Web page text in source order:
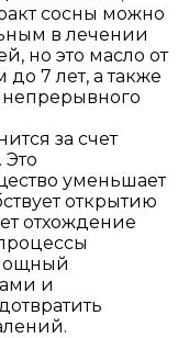
сосны можно
в лечении
но это масло от
до 7 лет, а также
за счет
уменьшает
открытию
отхождение
и